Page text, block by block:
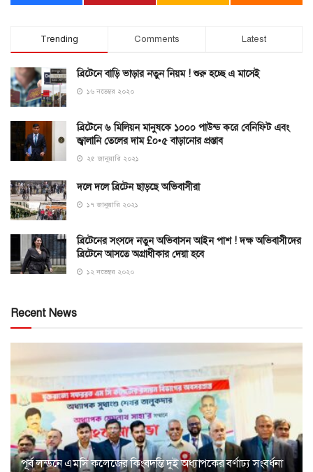
Trending Comments Latest
ব্রিটেনে বাড়ি ভাড়ার নতুন নিয়ম ! শুরু হচ্ছে এ মাসেই
১৬ নভেম্বর ২০২০
ব্রিটেনে ৬ মিলিয়ন মানুষকে ১০০০ পাউন্ড করে বেনিফিট এবং
জ্বালানি তেলের দাম £০•৫ বাড়ানোর প্রস্তাব
২৫ জানুয়ারি ২০২১
দলে দলে ব্রিটেন ছাড়ছে অভিবাসীরা
১৭ জানুয়ারি ২০২১
ব্রিটেনের সংসদে নতুন অভিবাসন আইন পাশ ! দক্ষ অভিবাসীদের
ব্রিটেনে আসতে অগ্রাধীকার দেয়া হবে
১২ নভেম্বর ২০২০
Recent News
পূর্ব লন্ডনে এমসি কলেজের কিংবদন্তি দুই অধ্যাপকের বর্ণাঢ্য সংবর্ধনা